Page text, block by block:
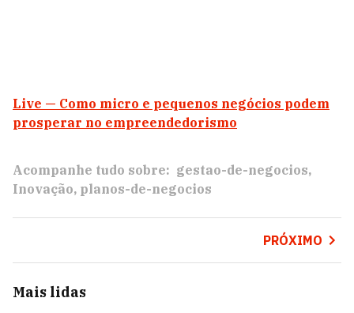
Live — Como micro e pequenos negócios podem
prosperar no empreendedorismo
Acompanhe tudo sobre: gestao-de-negocios
Inovação planos-de-negocios
PRÓXIMO
Mais lidas